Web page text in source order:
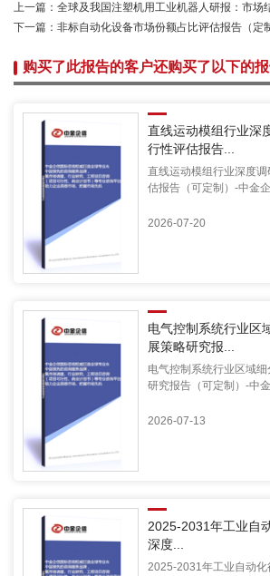
上一篇： 全球及我国注塑机用工业机器人研报：市场结构分
下一篇： 非标自动化设备市场份额占比评估报告（定
购买了此报告的客户还购买了以下的
直线运动模组行业深
行性评估报告...
直线运动模组行业深度
估报告（可定制）-中金
2026-07-20
电气控制系统行业区
展策略研究报...
电气控制系统行业区域
研究报告（可定制）-中
2026-07-13
2025-2031年工业自
深度...
2025-2031年工业自动